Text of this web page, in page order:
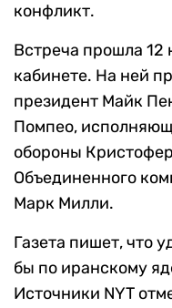
конфликт.
Встреча прошла 12
кабинете. На ней
президент Майк
Помпео,
обороны
Объединенного
Марк Милли.
Газета пишет, что
бы по иранскому
Источники NYT